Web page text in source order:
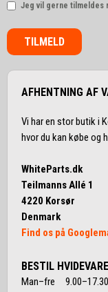
Jeg vil gerne tilmeldes
TILMELD
AFHENTNING AF
Vi har en stor butik i
hvor du kan købe og
WhiteParts.dk
Teilmanns Allé 1
4220 Korsør
Denmark
Find os på
BESTIL
Man–fre 9.00–17.30